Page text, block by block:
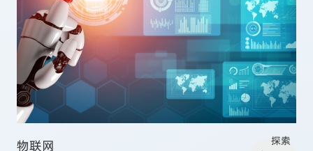
物联网 探索